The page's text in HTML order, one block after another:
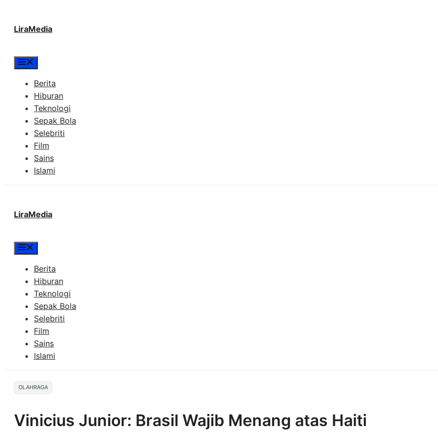
LiraMedia
Berita
Hiburan
Teknologi
Sepak Bola
Selebriti
Film
Sains
Islami
LiraMedia
Berita
Hiburan
Teknologi
Sepak Bola
Selebriti
Film
Sains
Islami
OLAHRAGA
Vinicius Junior: Brasil Wajib Menang atas Haiti